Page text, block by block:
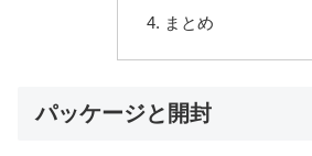
まとめ
パッケージと開封